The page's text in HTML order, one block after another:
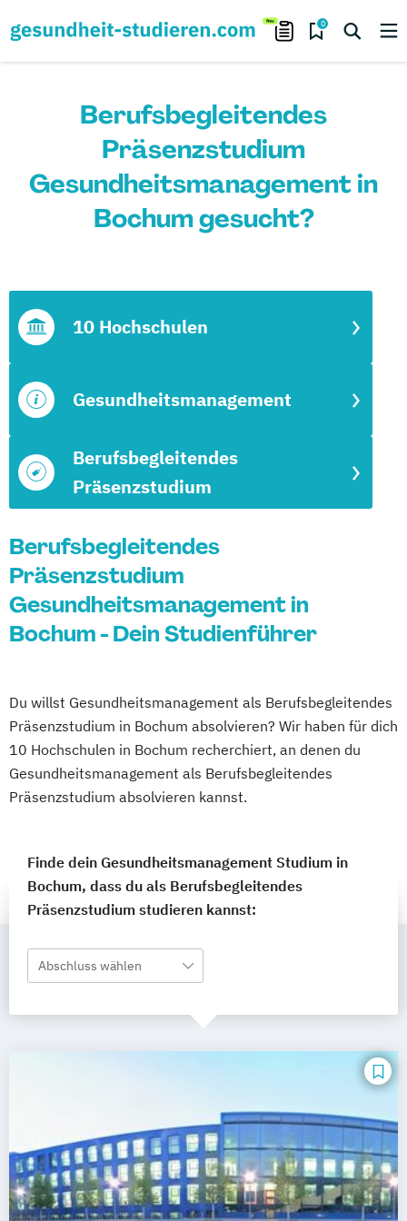
0
Berufsbegleitendes
Präsenzstudium
Gesundheitsmanagement in
Bochum gesucht?
Berufsbegleitendes
Präsenzstudium
Gesundheitsmanagement
10 Hochschulen
Berufsbegleitendes
Präsenzstudium
Gesundheitsmanagement in
Bochum - Dein Studienführer
Du willst Gesundheitsmanagement als Berufsbegleitendes
Präsenzstudium in Bochum absolvieren? Wir haben für dich
10 Hochschulen in Bochum recherchiert, an denen du
Gesundheitsmanagement als Berufsbegleitendes
Präsenzstudium absolvieren kannst.
Finde dein Gesundheitsmanagement Studium in
Bochum, dass du als Berufsbegleitendes
Präsenzstudium studieren kannst:
Abschluss wählen